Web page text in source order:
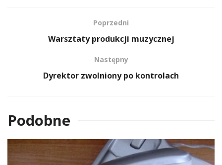
Poprzedni
Warsztaty produkcji muzycznej
Następny
Dyrektor zwolniony po kontrolach
Podobne